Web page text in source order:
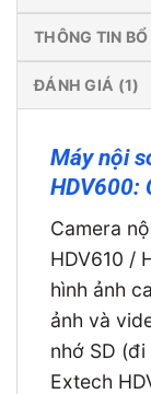
THÔNG TIN BỔ
ĐÁNH GIÁ (1)
Máy nội
HDV600:
Camera
HDV610 /
hình ảnh
ảnh và
nhớ SD
Extech